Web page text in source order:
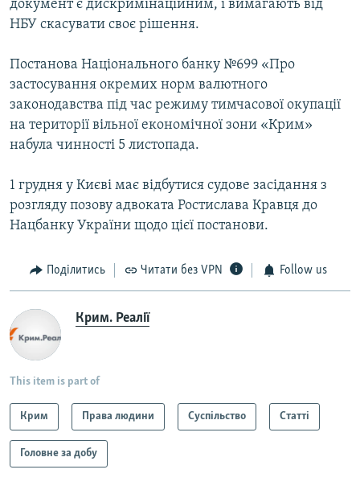
документ є дискримінаційним, і вимагають від
НБУ скасувати своє рішення.
Постанова Національного банку №699 «Про
застосування окремих норм валютного
законодавства під час режиму тимчасової окупації
на території вільної економічної зони «Крим»
набула чинності 5 листопада.
1 грудня у Києві має відбутися судове засідання з
розгляду позову адвоката Ростислава Кравця до
Нацбанку України щодо цієї постанови.
Поділитись Читати без VPN Follow us
Крим. Реалії
This item is part of
Крим Права людини Суспільство Статті
Головне за добу